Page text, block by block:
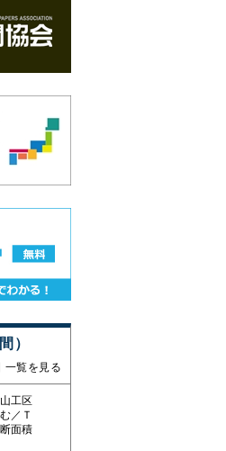
）
一覧を見る
工区
／Ｔ
面積